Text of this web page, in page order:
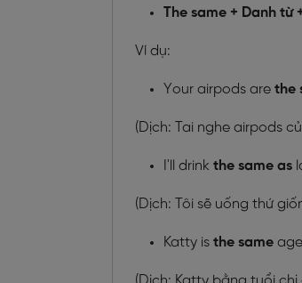
The same + Danh từ
Ví dụ:
Your airpods are the
(Dịch: Tai nghe airpods
I'll drink the same as
(Dịch: Tôi sẽ uống thứ
Katty is the same age